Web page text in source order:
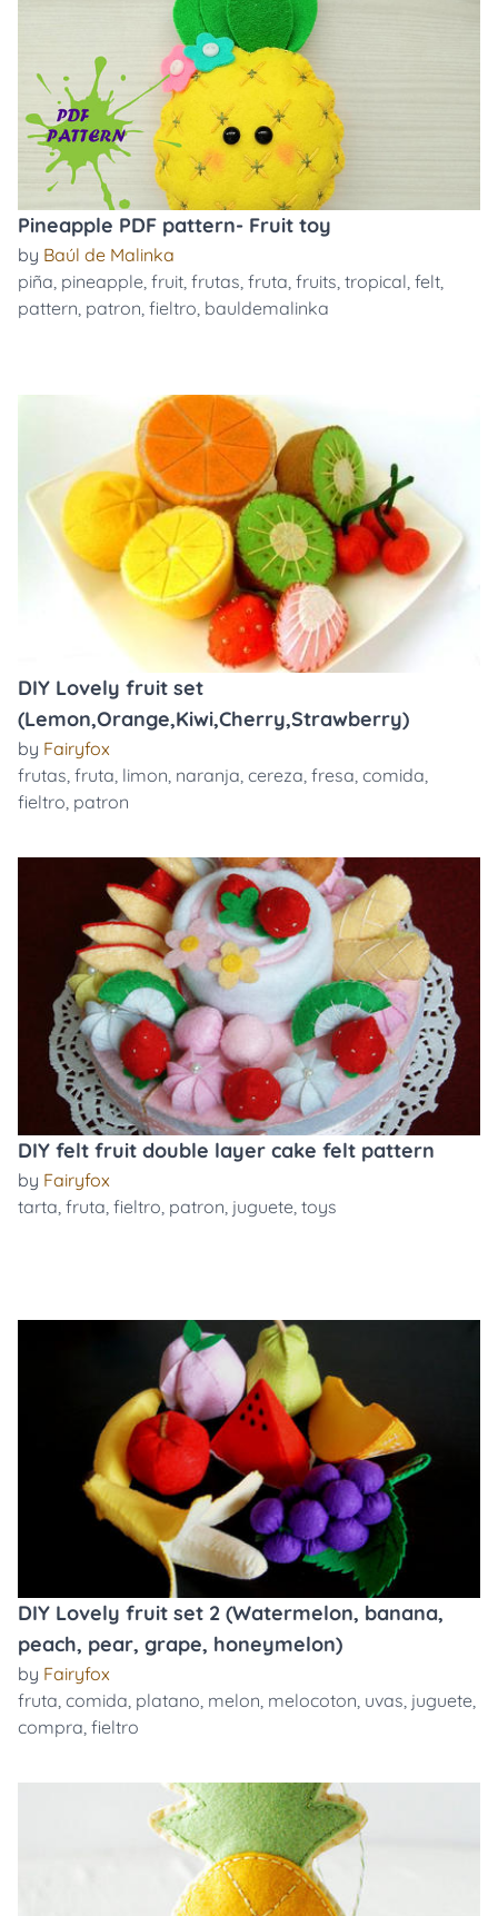
Pineapple PDF pattern- Fruit toy
by Baúl de Malinka
piña, pineapple, fruit, frutas, fruta, fruits, tropical, felt,
pattern, patron, fieltro, bauldemalinka
DIY Lovely fruit set
(Lemon,Orange,Kiwi,Cherry,Strawberry)
by Fairyfox
frutas, fruta, limon, naranja, cereza, fresa, comida,
fieltro, patron
DIY felt fruit double layer cake felt pattern
by Fairyfox
tarta, fruta, fieltro, patron, juguete, toys
DIY Lovely fruit set 2 (Watermelon, banana,
peach, pear, grape, honeymelon)
by Fairyfox
fruta, comida, platano, melon, melocoton, uvas, juguete,
compra, fieltro